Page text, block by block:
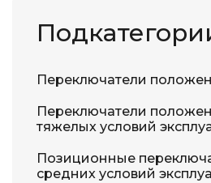
Переключатели
Переключатели
тяжелых условий
Позиционные
средних условий